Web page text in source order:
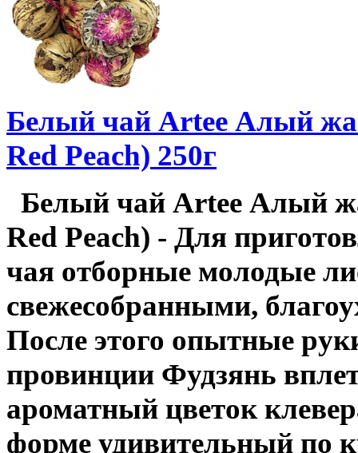
Белый чай Artee Алый
Red Peach) 250г
Белый чай Artee Алый
Red Peach) - Для
чая отборные молодые
свежесобранными,
После этого опытные
провинции Фудзянь
ароматный цветок
форме удивительный по